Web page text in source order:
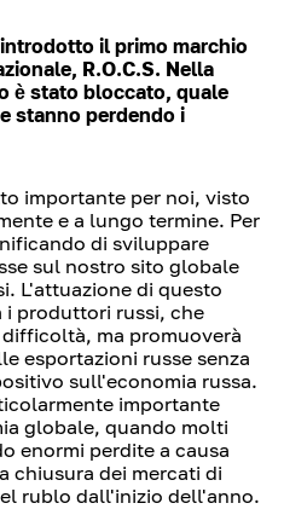
il primo marchio
R.O.C.S. Nella
è stato bloccato, quale
stanno perdendo i
importante per noi, visto
e a lungo termine. Per
di sviluppare
sul nostro sito globale
L'attuazione di questo
produttori russi, che
ma promuoverà
esportazioni russe senza
sull'economia russa.
importante
globale, quando molti
enormi perdite a causa
chiusura dei mercati di
rublo dall'inizio dell'anno.